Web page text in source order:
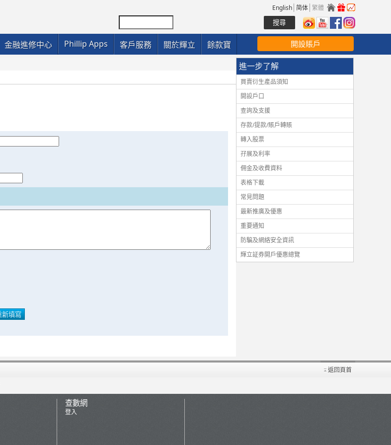
English 简体 繁體
金融進修中心 Phillip Apps 客戶服務 關於輝立 餘款寶 開設賬戶
進一步了解
買賣衍生產品須知
開設戶口
查詢及支援
存款/提款/賬戶轉賬
轉入股票
孖展及利率
佣金及收費資料
表格下載
常見問題
最新推廣及優惠
重要通知
防騙及網絡安全資訊
輝立証券開戶優惠總覽
返回頁首
查數網
登入